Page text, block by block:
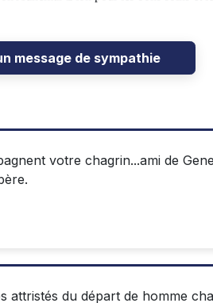
message de sympathie
votre chagrin...ami de
attristés du départ de homme